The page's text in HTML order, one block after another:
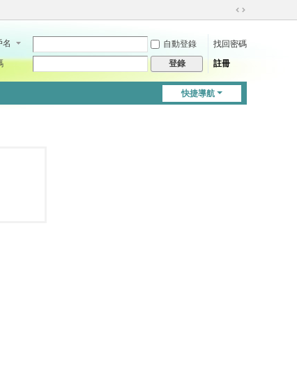
切
到
名 自動登錄
找回密碼
登錄 註冊
快捷導航